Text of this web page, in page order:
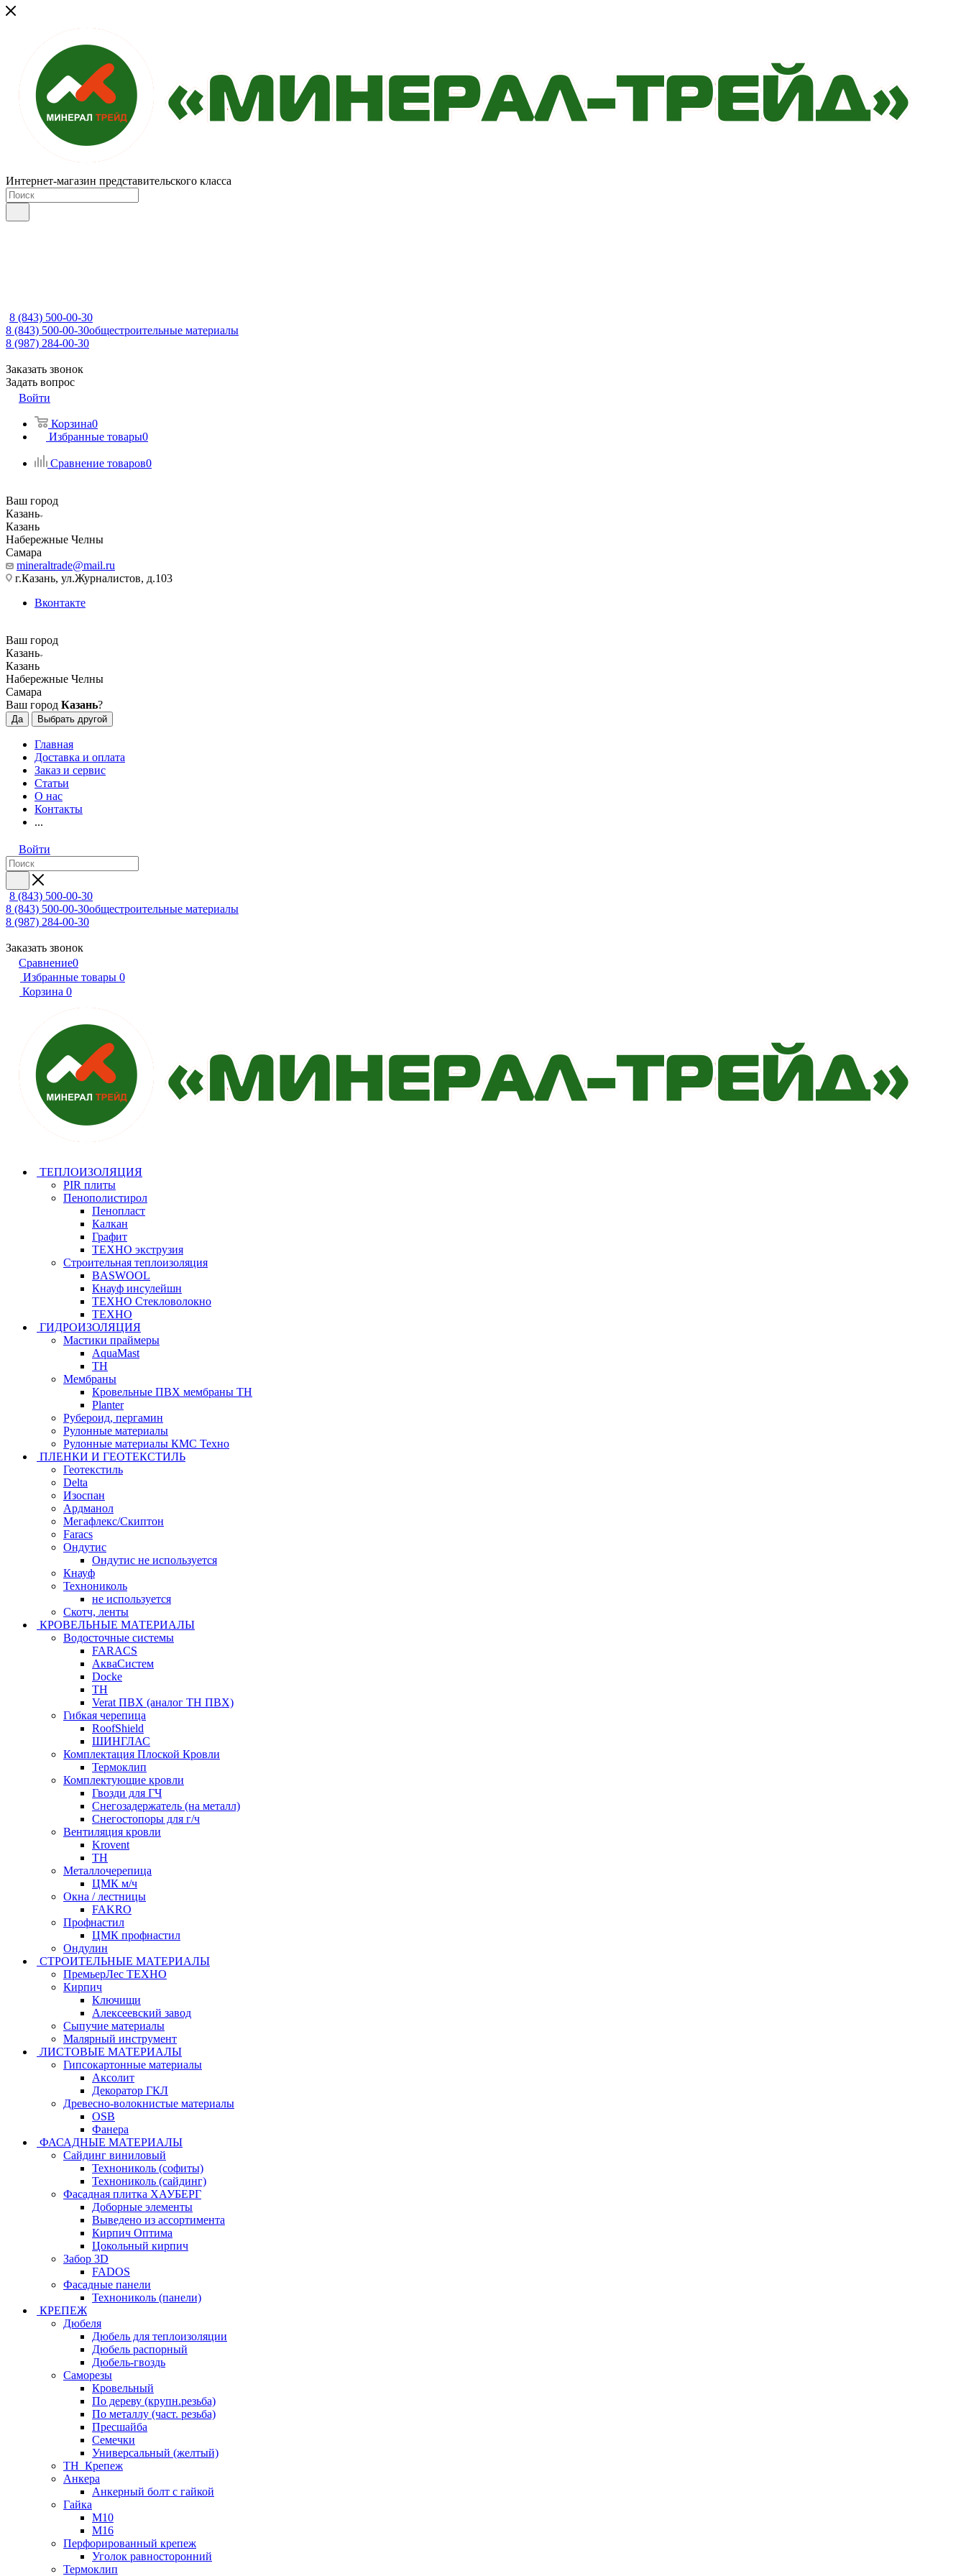
Интернет-магазин представительского класса
8 (843) 500-00-30
8 (843) 500-00-30общестроительные материалы
8 (987) 284-00-30
Заказать звонок
Задать вопрос
Войти
Корзина0
Избранные товары0
Сравнение товаров0
Ваш город
Казань
Казань
Набережные Челны
Самара
mineraltrade@mail.ru
г.Казань, ул.Журналистов, д.103
Вконтакте
Ваш город
Казань
Казань
Набережные Челны
Самара
Ваш город Казань?
Да Выбрать другой
Главная
Доставка и оплата
Заказ и сервис
Статьи
О нас
Контакты
...
Войти
8 (843) 500-00-30
8 (843) 500-00-30общестроительные материалы
8 (987) 284-00-30
Заказать звонок
Сравнение0
Избранные товары 0
Корзина 0
ТЕПЛОИЗОЛЯЦИЯ
PIR плиты
Пенополистирол
Пенопласт
Калкан
Графит
ТЕХНО экструзия
Строительная теплоизоляция
BASWOOL
Кнауф инсулейшн
ТЕХНО Стекловолокно
ТЕХНО
ГИДРОИЗОЛЯЦИЯ
Мастики праймеры
AquaMast
ТН
Мембраны
Кровельные ПВХ мембраны ТН
Planter
Рубероид, пергамин
Рулонные материалы
Рулонные материалы КМС Техно
ПЛЕНКИ И ГЕОТЕКСТИЛЬ
Геотекстиль
Delta
Изоспан
Ардманол
Мегафлекс/Скиптон
Faracs
Ондутис
Ондутис не используется
Кнауф
Технониколь
не используется
Скотч, ленты
КРОВЕЛЬНЫЕ МАТЕРИАЛЫ
Водосточные системы
FARACS
АкваСистем
Docke
ТН
Verat ПВХ (аналог ТН ПВХ)
Гибкая черепица
RoofShield
ШИНГЛАС
Комплектация Плоской Кровли
Термоклип
Комплектующие кровли
Гвозди для ГЧ
Снегозадержатель (на металл)
Снегостопоры для г/ч
Вентиляция кровли
Krovent
ТН
Металлочерепица
ЦМК м/ч
Окна / лестницы
FAKRO
Профнастил
ЦМК профнастил
Ондулин
СТРОИТЕЛЬНЫЕ МАТЕРИАЛЫ
ПремьерЛес ТЕХНО
Кирпич
Ключищи
Алексеевский завод
Сыпучие материалы
Малярный инструмент
ЛИСТОВЫЕ МАТЕРИАЛЫ
Гипсокартонные материалы
Аксолит
Декоратор ГКЛ
Древесно-волокнистые материалы
OSB
Фанера
ФАСАДНЫЕ МАТЕРИАЛЫ
Сайдинг виниловый
Технониколь (софиты)
Технониколь (сайдинг)
Фасадная плитка ХАУБЕРГ
Доборные элементы
Выведено из ассортимента
Кирпич Оптима
Цокольный кирпич
Забор 3D
FADOS
Фасадные панели
Технониколь (панели)
КРЕПЕЖ
Дюбеля
Дюбель для теплоизоляции
Дюбель распорный
Дюбель-гвоздь
Саморезы
Кровельный
По дереву (крупн.резьба)
По металлу (част. резьба)
Пресшайба
Семечки
Универсальный (желтый)
ТН_Крепеж
Анкера
Анкерный болт с гайкой
Гайка
М10
М16
Перфорированный крепеж
Уголок равносторонний
Термоклип